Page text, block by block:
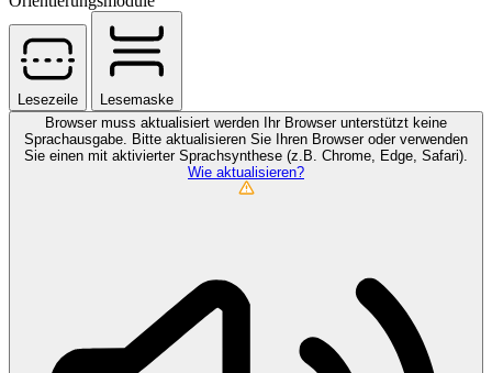
Lesezeile
Lesemaske
Browser muss aktualisiert werden Ihr Browser unterstützt keine
Sprachausgabe. Bitte aktualisieren Sie Ihren Browser oder verwenden
Sie einen mit aktivierter Sprachsynthese (z.B. Chrome, Edge, Safari).
Wie aktualisieren?